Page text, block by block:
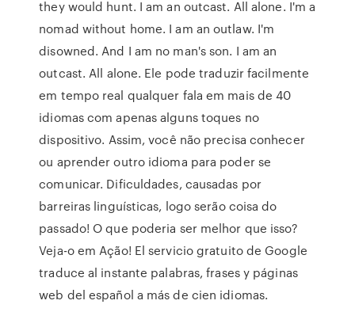
they would hunt. I am an outcast. All alone. I'm a
nomad without home. I am an outlaw. I'm
disowned. And I am no man's son. I am an
outcast. All alone. Ele pode traduzir facilmente
em tempo real qualquer fala em mais de 40
idiomas com apenas alguns toques no
dispositivo. Assim, você não precisa conhecer
ou aprender outro idioma para poder se
comunicar. Dificuldades, causadas por
barreiras linguísticas, logo serão coisa do
passado! O que poderia ser melhor que isso?
Veja-o em Ação! El servicio gratuito de Google
traduce al instante palabras, frases y páginas
web del español a más de cien idiomas.